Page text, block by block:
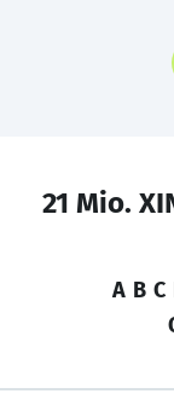
21 Mio.
A B C